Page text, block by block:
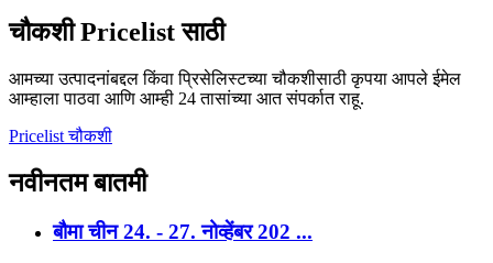
चौकशीPricelist साठी
आमच्या उत्पादनांबद्दल किंवा प्रिसेलिस्टच्या चौकशीसाठी कृपया आपले ईमेल
आम्हाला पाठवा आणि आम्ही 24 तासांच्या आत संपर्कात राहू.
Pricelist चौकशी
नवीनतमबातमी
बौमा चीन 24. - 27. नोव्हेंबर 202 ...